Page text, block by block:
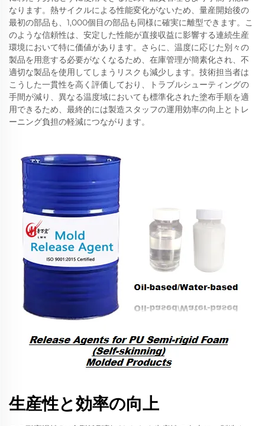
なります。熱サイクルによる性能変化がないため、量産開始後の
最初の部品も、1,000個目の部品も同様に確実に離型できます。こ
のような信頼性は、安定した性能が直接収益に影響する連続生産
環境において特に価値があります。さらに、温度に応じた別々の
製品を用意する必要がなくなるため、在庫管理が簡素化され、不
適切な製品を使用してしまうリスクも減少します。技術担当者は
こうした一貫性を高く評価しており、トラブルシューティングの
手間が減り、異なる温度域においても標準化された塗布手順を適
用できるため、最終的には製造スタッフの運用効率の向上とトレ
ーニング負担の軽減につながります。
生産性と効率の向上